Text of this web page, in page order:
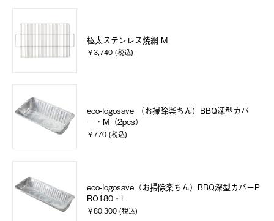
極太ステンレス焼網 M
￥3,740 (税込)
eco-logosave （お掃除楽ちん）BBQ深型カバ
ー・M（2pcs）
￥770 (税込)
eco-logosave（お掃除楽ちん）BBQ深型カバーP
RO180・L
￥80,300 (税込)